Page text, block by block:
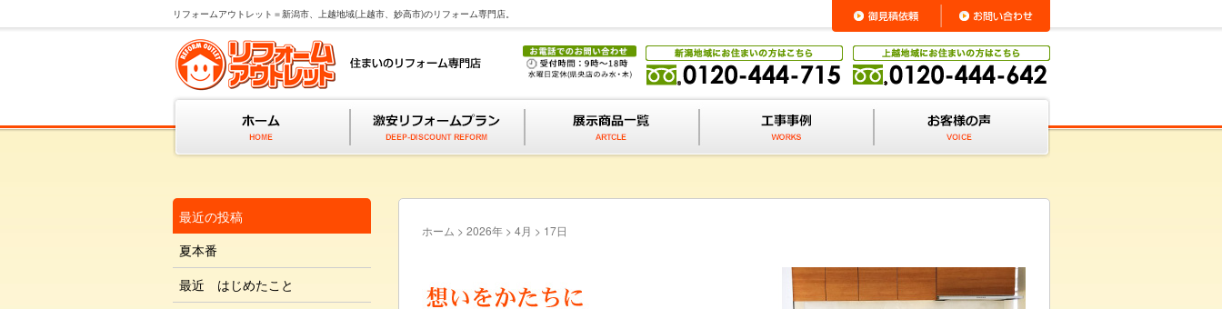
リフォームアウトレット＝新潟市、上越地域(上越市、妙高市)のリフォーム専門店。
ホーム >2026年 >4月 > 17日
最近の投稿
夏本番
最近 はじめたこと